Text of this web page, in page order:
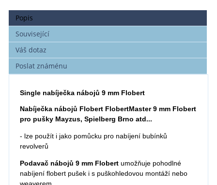
Popis
Související
Váš dotaz
Poslat známénu
Single nabíječka nábojů 9 mm Flobert
Nabíječka nábojů Flobert FlobertMaster 9 mm Flobert
pro pušky Mayzus, Spielberg Brno atd...
- lze použít i jako pomůcku pro nabíjení bubínků
revolverů
Podavač nábojů 9 mm Flobert umožňuje pohodlné
nabíjení flobert pušek i s puškohledovou montáží nebo